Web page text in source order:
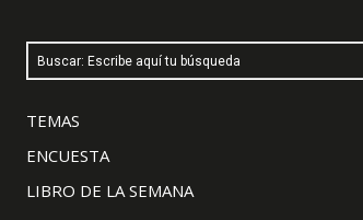
Buscar: Escribe aquí tu búsqueda
TEMAS
ENCUESTA
LIBRO DE LA SEMANA